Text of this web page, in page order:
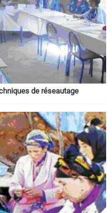
de réseautage